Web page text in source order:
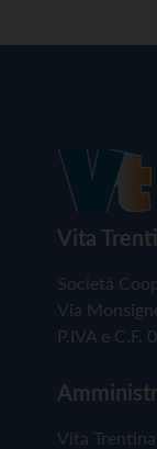
Vita
Società
Via
P.IVA e C.F.
Vita